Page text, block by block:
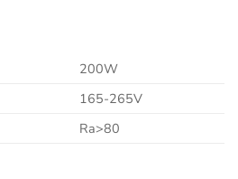
200W
165-265V
Ra>80